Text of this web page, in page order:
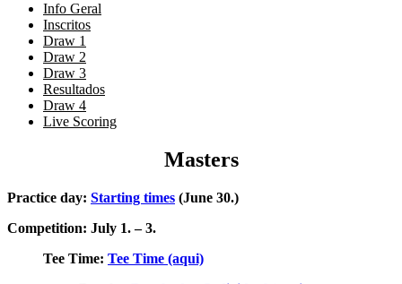
Info Geral
Inscritos
Draw 1
Draw 2
Draw 3
Resultados
Draw 4
Live Scoring
Masters
Practice day: Starting times (June 30.)
Competition: July 1. – 3.
Tee Time: Tee Time (aqui)